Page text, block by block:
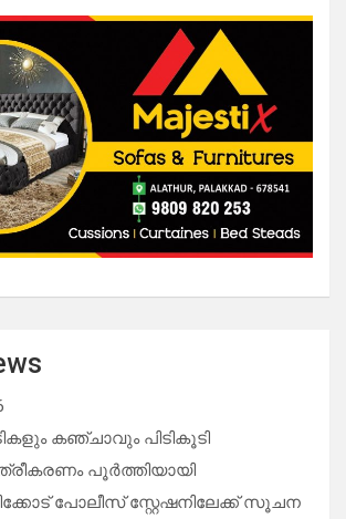
കഞ്ചാവും പിടികൂടി
പൂർത്തിയായി
പോലീസ് സ്റ്റേഷനിലേക്ക് സൂചന